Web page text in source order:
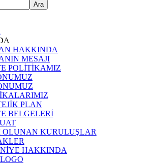
HAKKINDA
MESAJI
POLİTİKAMIZ
PLAN
BELGELERİ
OLUNAN KURULUŞLAR
HAKKINDA